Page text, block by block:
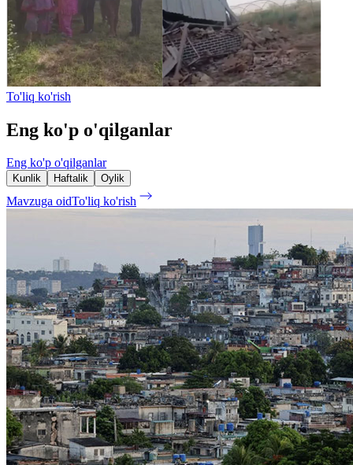
To'liq ko'rish
Eng ko'p o'qilganlar
Eng ko'p o'qilganlar
Kunlik Haftalik Oylik
Mavzuga oidTo'liq ko'rish